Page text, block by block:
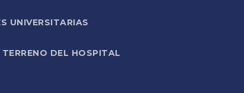
UNIVERSITARIAS
DEL HOSPITAL